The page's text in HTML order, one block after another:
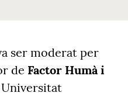
ser moderat per
de Factor Humà i
Universitat